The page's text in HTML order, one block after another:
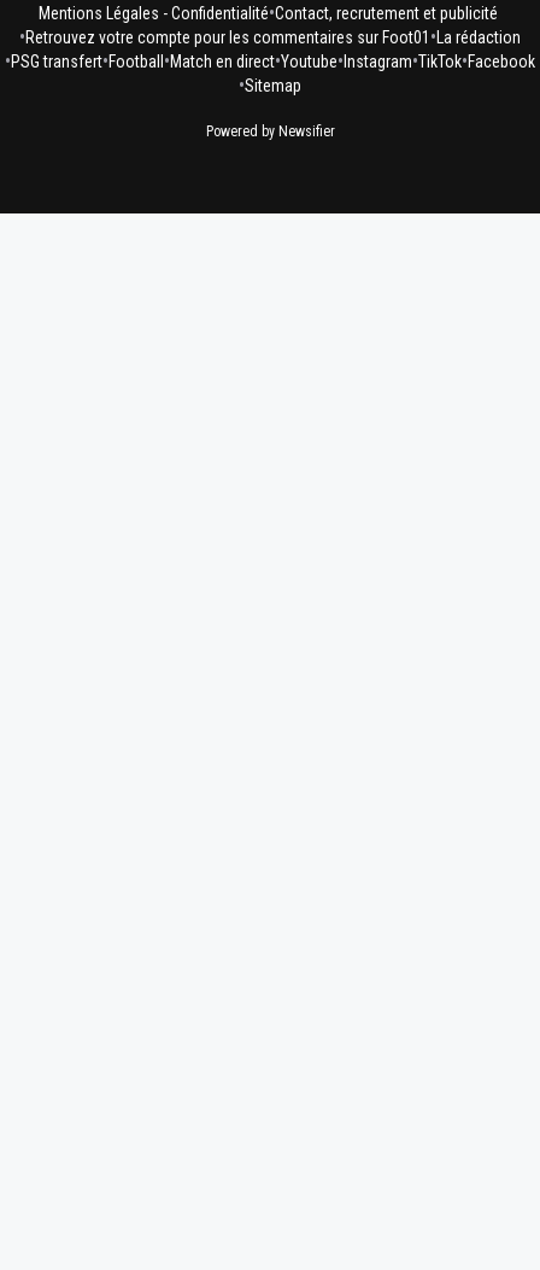
Mentions Légales - Confidentialité•Contact, recrutement et publicité
•Retrouvez votre compte pour les commentaires sur Foot01 • La rédaction
•PSG transfert•Football •Match en direct•Youtube• Instagram•TikTok•Facebook
•Sitemap
Powered by Newsifier